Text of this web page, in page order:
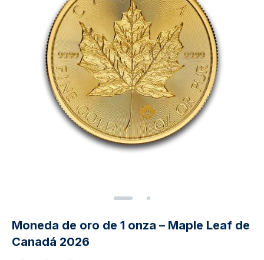
Moneda de oro de 1 onza – Maple Leaf de
Canadá 2026